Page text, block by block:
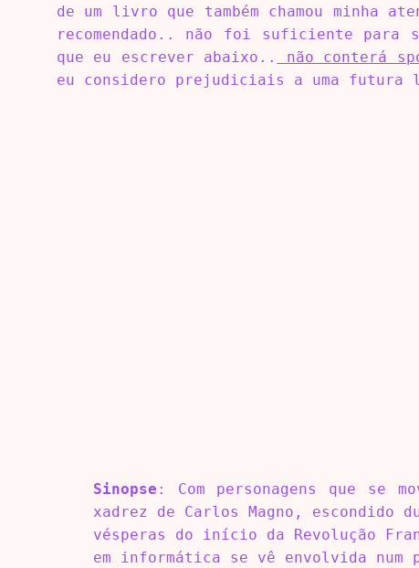
de um livro que também chamou minha
recomendado.. não foi suficiente
que eu escrever abaixo..
não conterá
eu considero prejudiciais a uma futura
Sinopse : Com personagens que se
xadrez de Carlos Magno, escondido
vésperas do início da Revolução
em informática se vê envolvida